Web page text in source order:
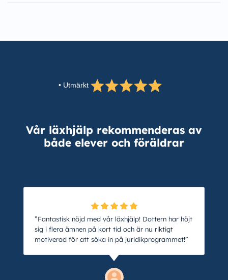
Vår läxhjälp rekommenderas av
både elever och föräldrar
• Utmärkt
”Fantastisk nöjd med vår läxhjälp! Dottern har höjt
sig i flera ämnen på kort tid och är nu riktigt
motiverad för att söka in på juridikprogrammet!”